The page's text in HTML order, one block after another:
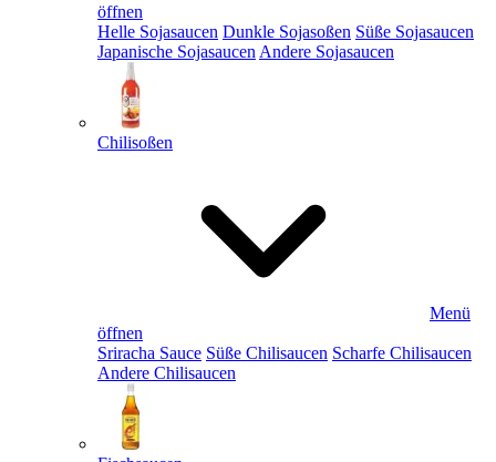
öffnen
Helle Sojasaucen Dunkle Sojasoßen Süße Sojasaucen
Japanische Sojasaucen Andere Sojasaucen
Chilisoßen
Menü
öffnen
Sriracha Sauce Süße Chilisaucen Scharfe Chilisaucen
Andere Chilisaucen